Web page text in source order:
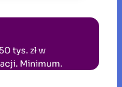
tys. zł w
Minimum.